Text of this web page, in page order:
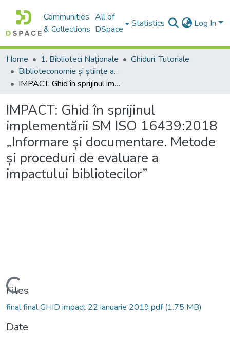
Communities
& Collections
All of
DSpace
Statistics Log In
Home 1. Biblioteci Naționale
Ghiduri. Tutoriale
Biblioteconomie și științe ale informării: aspecte teoretice și generalități
IMPACT: Ghid în sprijinul implementării SM ISO 16439:2018 „Informare și documentare. Metode și proceduri de evaluare a impactului bibliotecilor”
IMPACT: Ghid în sprijinul
implementării SM ISO 16439:2018
„Informare și documentare. Metode
și proceduri de evaluare a
impactului bibliotecilor”
Loading...
Files
final final GHID impact 22 ianuarie 2019.pdf(1.75 MB)
Date